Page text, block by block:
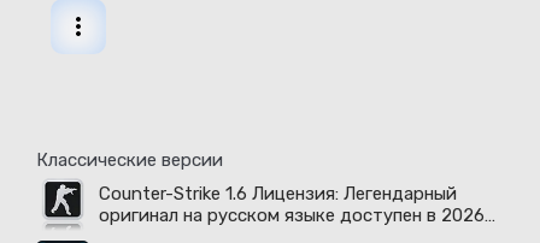
Классические версии
Counter-Strike 1.6 Лицензия: Легендарный
оригинал на русском языке доступен в 2026